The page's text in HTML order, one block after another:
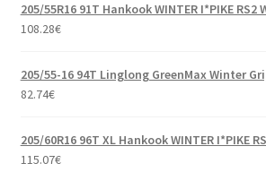
205/55R16 91T Hankook WINTER I*PIKE RS2
108.28€
205/55-16 94T Linglong GreenMax Winter
82.74€
205/60R16 96T XL Hankook WINTER I*PIKE
115.07€